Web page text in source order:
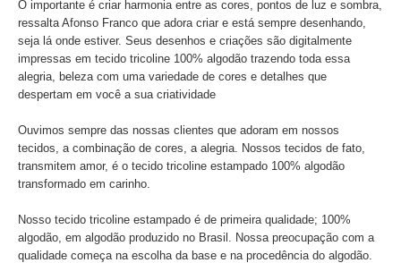
O importante é criar harmonia entre as cores, pontos de luz e sombra,
ressalta Afonso Franco que adora criar e está sempre desenhando,
seja lá onde estiver. Seus desenhos e criações são digitalmente
impressas em tecido tricoline 100% algodão trazendo toda essa
alegria, beleza com uma variedade de cores e detalhes que
despertam em você a sua criatividade
Ouvimos sempre das nossas clientes que adoram em nossos
tecidos, a combinação de cores, a alegria. Nossos tecidos de fato,
transmitem amor, é o tecido tricoline estampado 100% algodão
transformado em carinho.
Nosso tecido tricoline estampado é de primeira qualidade; 100%
algodão, em algodão produzido no Brasil. Nossa preocupação com a
qualidade começa na escolha da base e na procedência do algodão.